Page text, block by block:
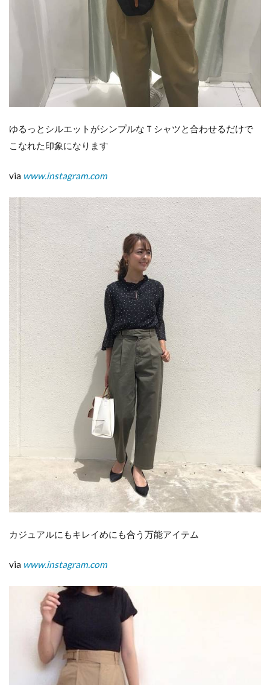
ゆるっとシルエットがシンプルなＴシャツと合わせるだけで
こなれた印象になります
via www.instagram.com
カジュアルにもキレイめにも合う万能アイテム
via www.instagram.com